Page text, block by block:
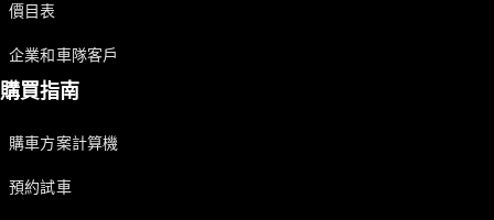
Hatchback
轎跑車
價目表
企業和車隊客戶
購買指南
購車方案計算機
預約試車